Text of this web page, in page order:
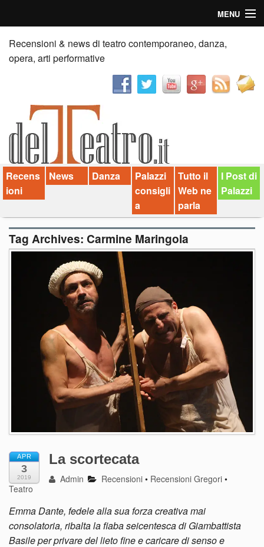
MENU
Home
Recensioni
News
Palazzi consiglia
Video
Chi siamo
Contatti
Recensioni & news di teatro contemporaneo, danza,
opera, arti performative
Recens
ioni
News Danza
Palazzi
consigli
a
Tutto il
Web ne
parla
I Post di
Palazzi
Tag Archives: Carmine Maringola
APR
3
2019
La scortecata
Admin Recensioni • Recensioni Gregori •
Teatro
Emma Dante, fedele alla sua forza creativa mai
consolatoria, ribalta la fiaba seicentesca di Giambattista
Basile per privare del lieto fine e caricare di senso e